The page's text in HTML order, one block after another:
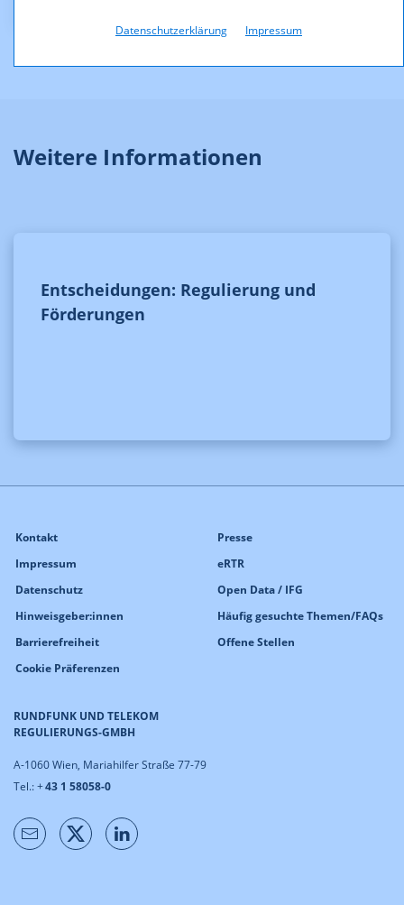
Datenschutzerklärung Impressum
Weitere Informationen
Entscheidungen: Regulierung und
Förderungen
RUNDFUNK UND TELEKOM
REGULIERUNGS-GMBH
A-1060 Wien, Mariahilfer Straße 77-79
Tel.: +43 1 58058-0
Kontakt
Impressum
Datenschutz
Hinweisgeber:innen
Barrierefreiheit
Cookie Präferenzen
Presse
eRTR
Open Data / IFG
Häufig gesuchte Themen/FAQs
Offene Stellen